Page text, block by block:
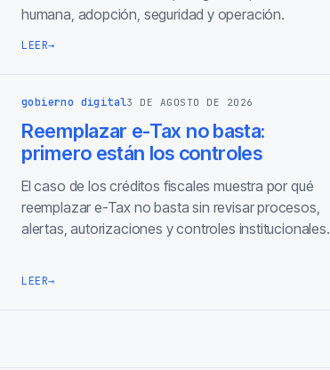
humana, adopción, seguridad y operación.
LEER→
gobierno digital3 DE AGOSTO DE 2026
Reemplazar e-Tax no basta:
primero están los controles
El caso de los créditos fiscales muestra por qué
reemplazar e-Tax no basta sin revisar procesos,
alertas, autorizaciones y controles institucionales.
LEER→